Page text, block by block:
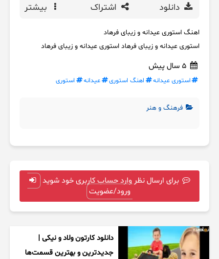
دانلود اشتراک بیشتر
اهنگ استوری عیدانه و زیبای فرهاد
استوری عیدانه و زیبای فرهاد استوری عیدانه و زیبای فرهاد
استوری عیدانه اهنگ استوری عیدانه استوری
فرهنگ و هنر
برای ارسال نظر وارد حساب کاربری خود شوید
ورود/عضویت
دانلود کارتون ولاد و نیکی |
جدیدترین و بهترین قسمت‌ها